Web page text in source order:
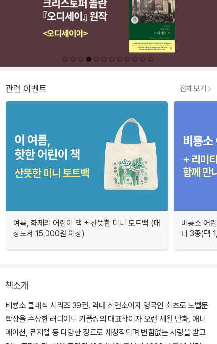
관련 이벤트 전체보기
여름, 화제의 어린이 책 + 산뜻한 미니 토트백 (대
상도서 15,000원 이상)
비룡소 어
터 3종(택
책소개
비룡소 클래식 시리즈 39권. 역대 최연소이자 영국인 최초로 노벨문
학상을 수상한 러디어드 키플링의 대표작이자 오랜 세월 만화, 애니
메이션, 뮤지컬 등 다양한 장르로 재창작되며 변함없는 사랑을 받고